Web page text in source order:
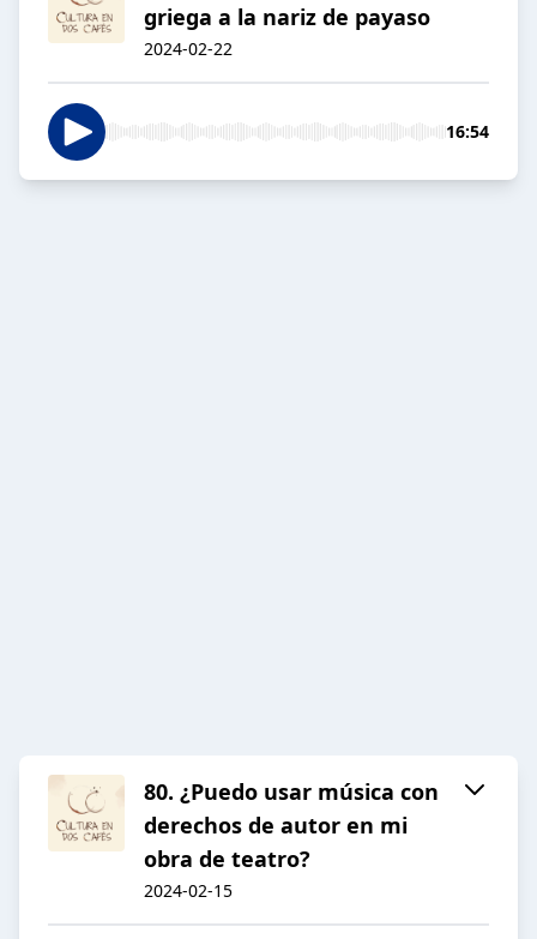
griega a la nariz de payaso
2024-02-22
16:54
80. ¿Puedo usar música con
derechos de autor en mi
obra de teatro?
2024-02-15